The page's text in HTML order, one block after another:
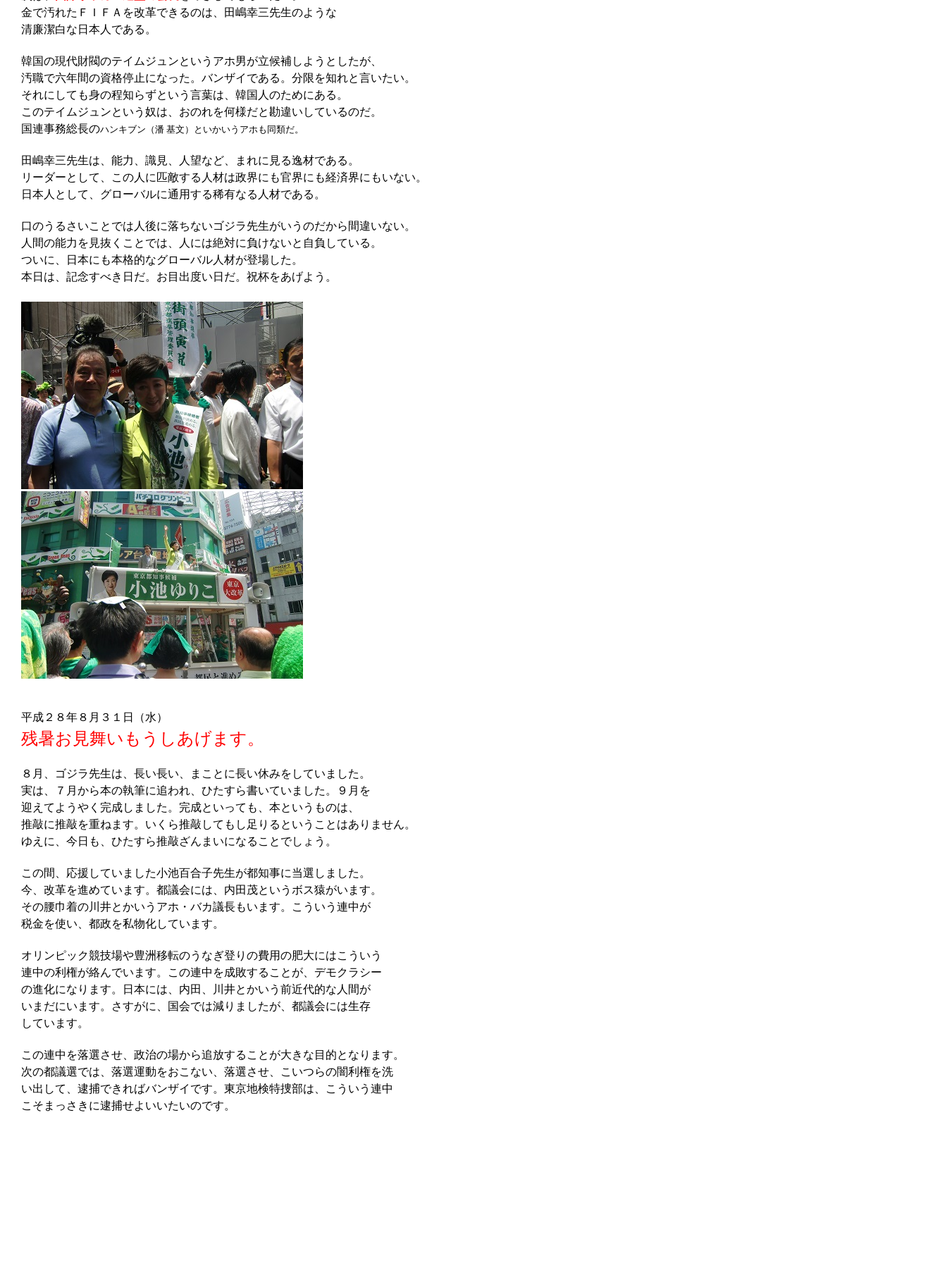
金で汚れたＦＩＦＡを改革できるのは、田嶋幸三先生のような
清廉潔白な日本人である。
韓国の現代財閥のテイムジュンというアホ男が立候補しようとしたが、
汚職で六年間の資格停止になった。バンザイである。分限を知れと言いたい。
それにしても身の程知らずという言葉は、韓国人のためにある。
このテイムジュンという奴は、おのれを何様だと勘違いしているのだ。
国連事務総長のハンキブン（潘 基文）といかいうアホも同類だ。
田嶋幸三先生は、能力、識見、人望など、まれに見る逸材である。
リーダーとして、この人に匹敵する人材は政界にも官界にも経済界にもいない。
日本人として、グローバルに通用する稀有なる人材である。
口のうるさいことでは人後に落ちないゴジラ先生がいうのだから間違いない。
人間の能力を見抜くことでは、人には絶対に負けないと自負している。
ついに、日本にも本格的なグローバル人材が登場した。
本日は、記念すべき日だ。お目出度い日だ。祝杯をあげよう。
平成２８年８月３１日（水）
残暑お見舞いもうしあげます。
８月、ゴジラ先生は、長い長い、まことに長い休みをしていました。
実は、７月から本の執筆に追われ、ひたすら書いていました。９月を
迎えてようやく完成しました。完成といっても、本というものは、
推敲に推敲を重ねます。いくら推敲してもし足りるということはありません。
ゆえに、今日も、ひたすら推敲ざんまいになることでしょう。
この間、応援していました小池百合子先生が都知事に当選しました。
今、改革を進めています。都議会には、内田茂というボス猿がいます。
その腰巾着の川井とかいうアホ・バカ議長もいます。こういう連中が
税金を使い、都政を私物化しています。
オリンピック競技場や豊洲移転のうなぎ登りの費用の肥大にはこういう
連中の利権が絡んでいます。この連中を成敗することが、デモクラシー
の進化になります。日本には、内田、川井とかいう前近代的な人間が
いまだにいます。さすがに、国会では減りましたが、都議会には生存
しています。
この連中を落選させ、政治の場から追放することが大きな目的となります。
次の都議選では、落選運動をおこない、落選させ、こいつらの闇利権を洗
い出して、逮捕できればバンザイです。東京地検特捜部は、こういう連中
こそまっさきに逮捕せよいいたいのです。